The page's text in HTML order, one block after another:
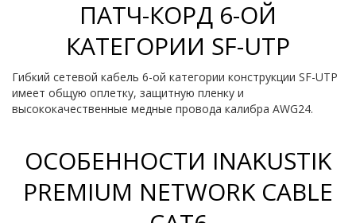
ПАТЧ-КОРД 6-ОЙ
КАТЕГОРИИ SF-UTP
Гибкий сетевой кабель 6-ой категории конструкции SF-UTP
имеет общую оплетку, защитную пленку и
высококачественные медные провода калибра AWG24.
ОСОБЕННОСТИ INAKUSTIK
PREMIUM NETWORK CABLE